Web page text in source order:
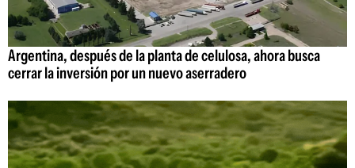
Argentina, después de la planta de celulosa, ahora busca
cerrar la inversión por un nuevo aserradero